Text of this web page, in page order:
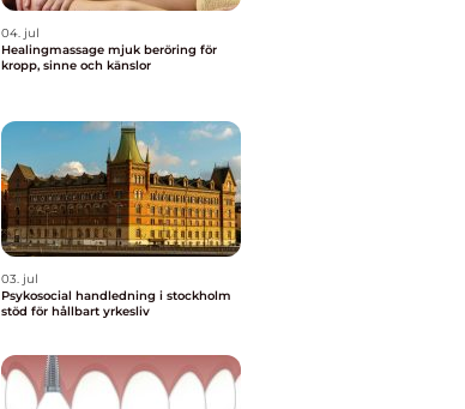
04. jul
Healingmassage mjuk beröring för
kropp, sinne och känslor
03. jul
Psykosocial handledning i stockholm
stöd för hållbart yrkesliv